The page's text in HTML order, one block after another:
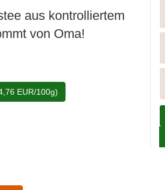
aus kontrolliertem
von Oma!
EUR/100g)